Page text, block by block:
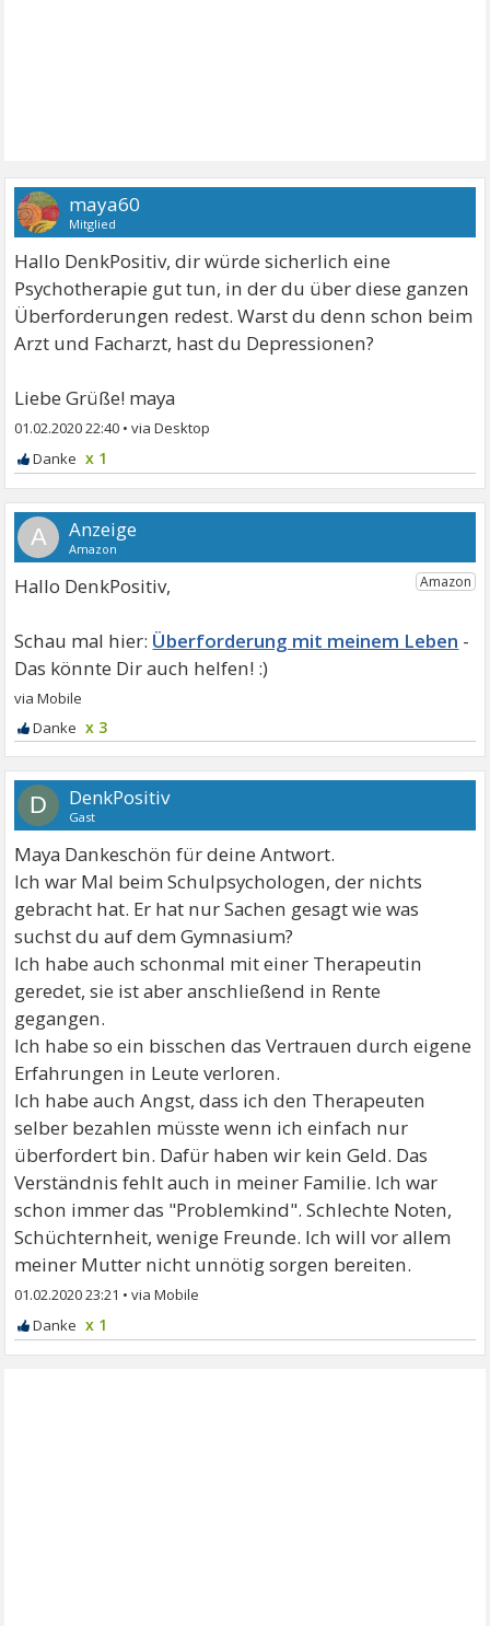
maya60
Mitglied
Hallo DenkPositiv, dir würde sicherlich eine
Psychotherapie gut tun, in der du über diese ganzen
Überforderungen redest. Warst du denn schon beim
Arzt und Facharzt, hast du Depressionen?
Liebe Grüße! maya
01.02.2020 22:40 •
x 1
A
Hallo DenkPositiv,
Überforderung mit meinem Leben
x 3
D DenkPositiv
Gast
Maya Dankeschön für deine Antwort.
Ich war Mal beim Schulpsychologen, der nichts
gebracht hat. Er hat nur Sachen gesagt wie was
suchst du auf dem Gymnasium?
Ich habe auch schonmal mit einer Therapeutin
geredet, sie ist aber anschließend in Rente
gegangen.
Ich habe so ein bisschen das Vertrauen durch eigene
Erfahrungen in Leute verloren.
Ich habe auch Angst, dass ich den Therapeuten
selber bezahlen müsste wenn ich einfach nur
überfordert bin. Dafür haben wir kein Geld. Das
Verständnis fehlt auch in meiner Familie. Ich war
schon immer das "Problemkind". Schlechte Noten,
Schüchternheit, wenige Freunde. Ich will vor allem
meiner Mutter nicht unnötig sorgen bereiten.
01.02.2020 23:21 •
x 1